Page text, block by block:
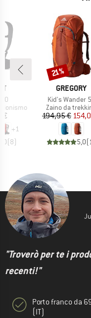
€
+1
(8)
MARCHIO
GREGORY
Articolo
Kid's Wander
Gruppo di
Zaino da
194,95 €
5,0(
Sconto
21%
"Troverò per te i
recenti!"
Porto franco da
(IT)